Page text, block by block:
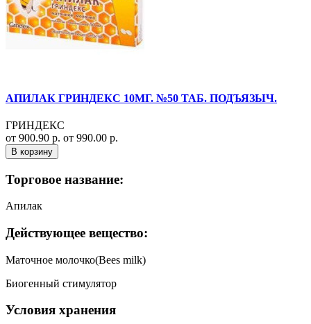
АПИЛАК ГРИНДЕКС 10МГ. №50 ТАБ. ПОДЪЯЗЫЧ.
ГРИНДЕКС
от 900.90 р. от 990.00 р.
В корзину
Торговое название:
Апилак
Действующее вещество:
Маточное молочко(Bees milk)
Биогенный стимулятор
Условия хранения